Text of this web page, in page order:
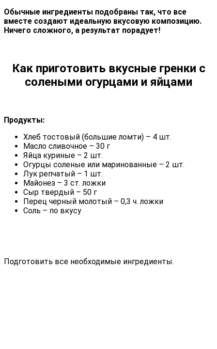
Обычные ингредиенты подобраны так, что все
вместе создают идеальную вкусовую композицию.
Ничего сложного, а результат порадует!
Как приготовить вкусные гренки с
солеными огурцами и яйцами
Продукты:
Хлеб тостовый (большие ломти) – 4 шт.
Масло сливочное – 30 г
Яйца куриные – 2 шт.
Огурцы соленые или маринованные – 2 шт.
Лук репчатый – 1 шт.
Майонез – 3 ст. ложки
Сыр твердый – 50 г
Перец черный молотый – 0,3 ч. ложки
Соль – по вкусу
Подготовить все необходимые ингредиенты.